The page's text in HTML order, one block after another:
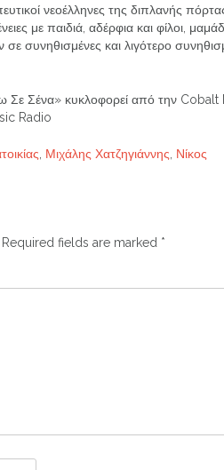
νεοέλληνες της διπλανής
με παιδιά, αδέρφια και φίλοι,
συνηθισμένες και λιγότερο
Σε Σένα» κυκλοφορεί από την Cobalt
Radio
Μιχάλης Χατζηγιάννης Νίκος
Required fields are marked *